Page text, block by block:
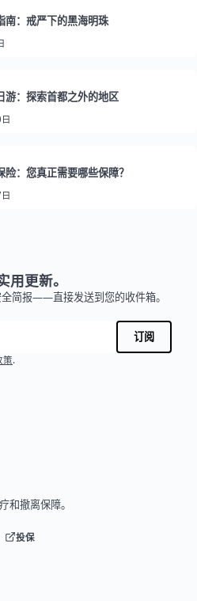
南：戒严下的黑海明珠
游：探索首都之外的地区
险：您真正需要哪些保障？
更新。
简报——直接发送到您的收件箱。
订阅
策.
和撤离保障。
投保